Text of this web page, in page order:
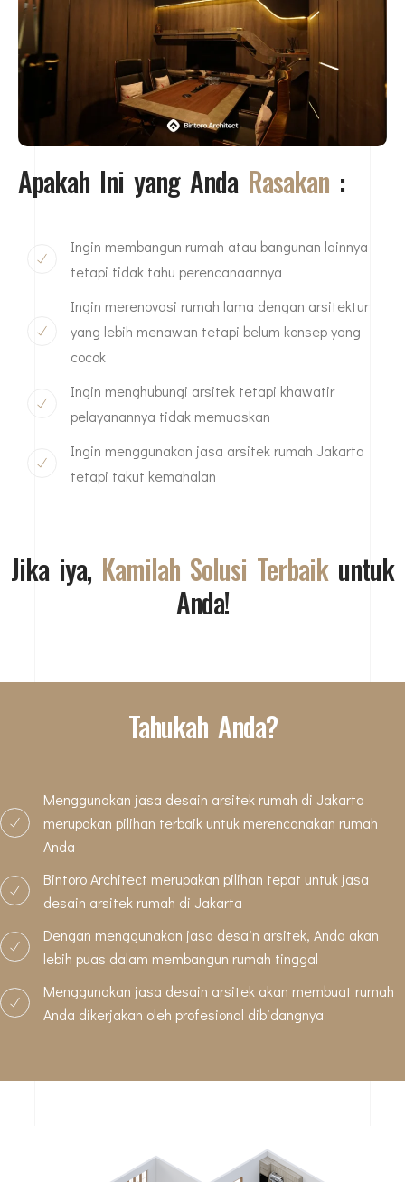
Apakah Ini yang Anda Rasakan :
Ingin membangun rumah atau bangunan lainnya
tetapi tidak tahu perencanaannya
Ingin merenovasi rumah lama dengan arsitektur
yang lebih menawan tetapi belum konsep yang
cocok
Ingin menghubungi arsitek tetapi khawatir
pelayanannya tidak memuaskan
Ingin menggunakan jasa arsitek rumah Jakarta
tetapi takut kemahalan
Jika iya, Kamilah Solusi Terbaikuntuk
Anda!
Tahukah Anda?
Menggunakan jasa desain arsitek rumah di Jakarta
merupakan pilihan terbaik untuk merencanakan rumah
Anda
Bintoro Architect merupakan pilihan tepat untuk jasa
desain arsitek rumah di Jakarta
Dengan menggunakan jasa desain arsitek, Anda akan
lebih puas dalam membangun rumah tinggal
Menggunakan jasa desain arsitek akan membuat rumah
Anda dikerjakan oleh profesional dibidangnya